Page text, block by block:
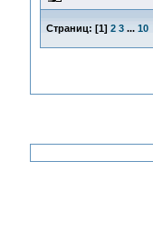
Страниц: [1] 2 3 ... 10